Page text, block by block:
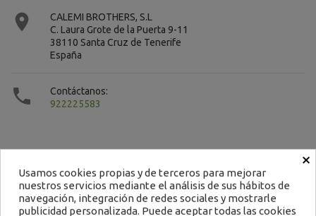

CALEMI BROTHERS, S.L
C. Laura Grote de la Puerta 9-11
38110 Santa Cruz de Tenerife
España

Contáctanos:
922225583
Contacto
×
Usamos cookies propias y de terceros para mejorar
nuestros servicios mediante el análisis de sus hábitos de
navegación, integración de redes sociales y mostrarle
publicidad personalizada. Puede aceptar todas las cookies